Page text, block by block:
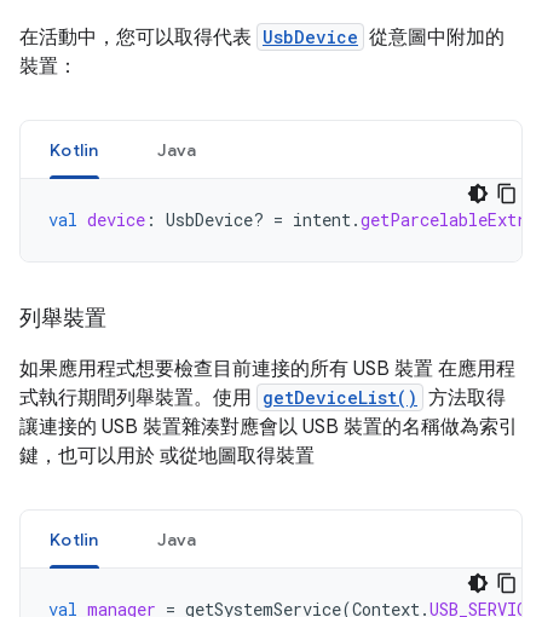
在活動中，您可以取得代表 UsbDevice 從意圖中附加的
裝置：
Kotlin Java
val device : UsbDevice? = intent.getParcelableExtra
列舉裝置
如果應用程式想要檢查目前連接的所有 USB 裝置 在應用程
式執行期間列舉裝置。使用 getDeviceList() 方法取得
讓連接的 USB 裝置雜湊對應會以 USB 裝置的名稱做為索引
鍵，也可以用於 或從地圖取得裝置
Kotlin Java
val manager = getSystemService(Context.USB_SERVICE